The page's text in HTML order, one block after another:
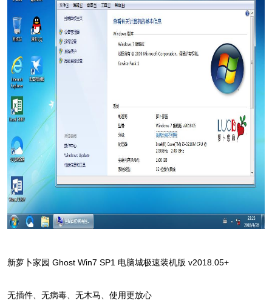
新萝卜家园 Ghost Win7 SP1 电脑城极速装机版 v2018.05+
无插件、无病毒、无木马、使用更放心